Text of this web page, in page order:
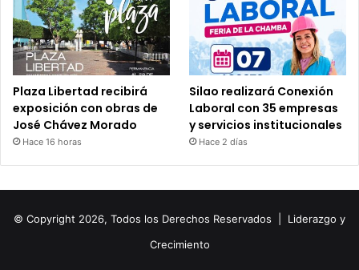
Plaza Libertad recibirá
exposición con obras de
José Chávez Morado
Hace 16 horas
Silao realizará Conexión
Laboral con 35 empresas
y servicios institucionales
Hace 2 días
© Copyright 2026, Todos los Derechos Reservados | Liderazgo y
Crecimiento